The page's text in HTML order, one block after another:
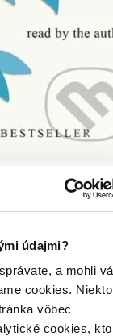
údajmi?
a mohli
cookies.
vôbec
cookies,
môže trvať aj
vás budeme včas